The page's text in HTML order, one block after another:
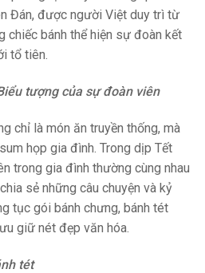
Đán, được người Việt duy trì từ
chiếc bánh thể hiện sự đoàn kết
tổ tiên.
tượng của sự đoàn viên
chỉ là món ăn truyền thống, mà
họp gia đình. Trong dịp Tết
trong gia đình thường cùng nhau
sẻ những câu chuyện và kỷ
tục gói bánh chưng, bánh tét
giữ nét đẹp văn hóa.
tét